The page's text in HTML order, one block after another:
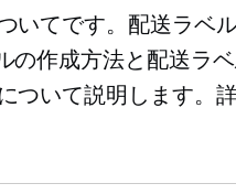
いてです。配送ラベ
の作成方法と配送ラ
ついて説明します。